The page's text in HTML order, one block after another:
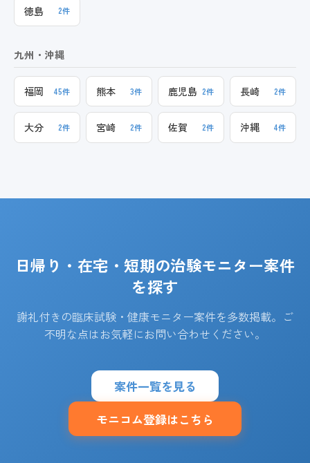
徳島 2件
九州・沖縄
福岡 45件 熊本 3件 鹿児島 2件 長崎 2件
大分 2件 宮崎 2件 佐賀 2件 沖縄 4件
日帰り・在宅・短期の治験モニター案件
を探す
謝礼付きの臨床試験・健康モニター案件を多数掲載。ご
不明な点はお気軽にお問い合わせください。
案件一覧を見る
モニコム登録はこちら